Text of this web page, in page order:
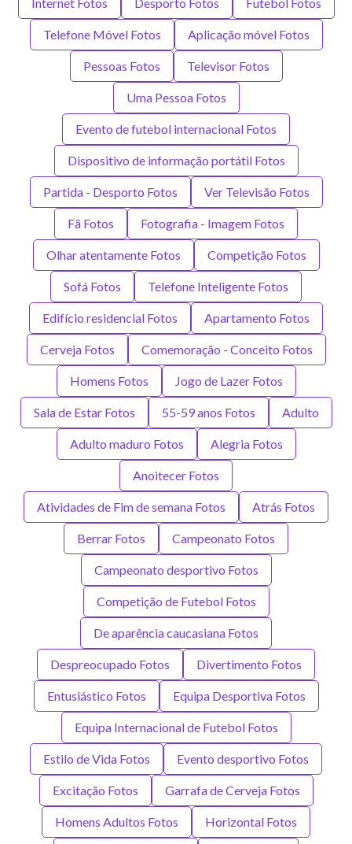
Telefone Móvel Fotos Aplicação móvel Fotos
Pessoas Fotos Televisor Fotos
Uma Pessoa Fotos
Evento de futebol internacional Fotos
Dispositivo de informação portátil Fotos
Partida - Desporto Fotos Ver Televisão Fotos
Fã Fotos Fotografia - Imagem Fotos
Olhar atentamente Fotos Competição Fotos
Sofá Fotos Telefone Inteligente Fotos
Edifício residencial Fotos Apartamento Fotos
Cerveja Fotos Comemoração - Conceito Fotos
Homens Fotos Jogo de Lazer Fotos
Sala de Estar Fotos 55-59 anos Fotos Adulto
Adulto maduro Fotos Alegria Fotos
Anoitecer Fotos
Atividades de Fim de semana Fotos Atrás Fotos
Berrar Fotos Campeonato Fotos
Campeonato desportivo Fotos
Competição de Futebol Fotos
De aparência caucasiana Fotos
Despreocupado Fotos Divertimento Fotos
Entusiástico Fotos Equipa Desportiva Fotos
Equipa Internacional de Futebol Fotos
Estilo de Vida Fotos Evento desportivo Fotos
Excitação Fotos Garrafa de Cerveja Fotos
Homens Adultos Fotos Horizontal Fotos